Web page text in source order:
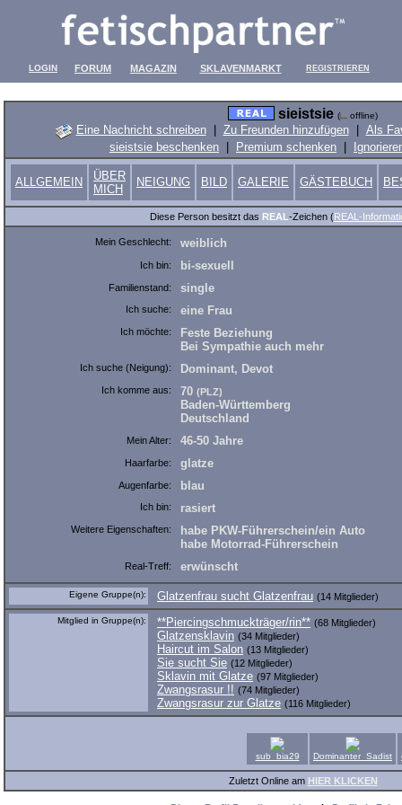
LOGIN FORUM MAGAZIN SKLAVENMARKT REGISTRIEREN
sieistsie ( offline)
Eine Nachricht schreiben| Zu Freunden hinzufügen| Als
sieistsie beschenken
Premium schenken
ALLGEMEIN
ÜBER
MICH
NEIGUNG BILD GALERIE GÄSTEBUCH
Diese Person besitzt das REAL -Zeichen (REAL-
Mein Geschlecht: weiblich
Ich bin: bi-sexuell
Familienstand: single
Ich suche: eine Frau
Ich möchte:
Feste Beziehung
Bei Sympathie auch mehr
Ich suche (Neigung): Dominant, Devot
Ich komme aus: 70 (PLZ)
Baden-Württemberg
Deutschland
Mein Alter: 46-50 Jahre
Haarfarbe: glatze
Augenfarbe: blau
Ich bin: rasiert
Weitere Eigenschaften:
habe PKW-Führerschein/ein Auto
habe Motorrad-Führerschein
Real-Treff: erwünscht
Eigene Gruppe(n): Glatzenfrau sucht Glatzenfrau (14 Mitglieder)
Mitglied in Gruppe(n): **Piercingschmuckträger/rin** (68 Mitglieder)
Glatzensklavin (34 Mitglieder)
Haircut im Salon (13 Mitglieder)
Sie sucht Sie (12 Mitglieder)
Sklavin mit Glatze (97 Mitglieder)
Zwangsrasur !! (74 Mitglieder)
Zwangsrasur zur Glatze (116 Mitglieder)
sub_bia29 Dominanter_Sadist
Zuletzt Online am HIER KLICKEN